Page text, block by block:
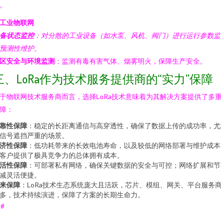
业物联网
状态监控：对分散的工业设备（如水泵、风机、阀门）进行运行参数
测性维护。
安全与环境监测 ：监测有毒有害气体、烟雾明火，保障生产安全。
、LoRa作为技术服务提供商的“实力”保障
物联网技术服务商而言，选择LoRa技术意味着为其解决方案提供了多
：
性保障 ：稳定的长距离通信与高穿透性，确保了数据上传的成功率，
号遮挡严重的场景。
性保障 ：低功耗带来的长效电池寿命，以及较低的网络部署与维护成
户提供了极具竞争力的总体拥有成本。
性保障 ：可部署私有网络，确保关键数据的安全与可控；网络扩展和
灵活便捷。
保障 ：LoRa技术生态系统庞大且活跃，芯片、模组、网关、平台服务
，技术持续演进，保障了方案的长期生命力。